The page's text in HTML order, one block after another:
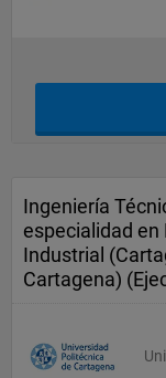
Ingeniería
especialidad en
Industrial
Cartagena)